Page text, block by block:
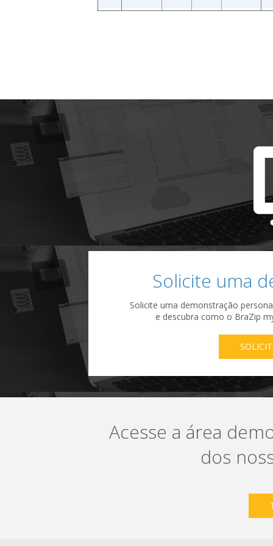
Solicite uma
Solicite uma demonstração
e descubra como o BraZip
Acesse a área
dos